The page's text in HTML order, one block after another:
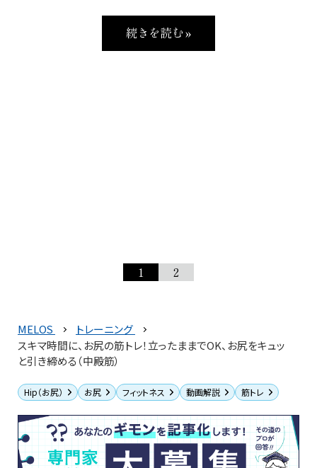
続きを読む »
1 2
MELOS
トレーニング
スキマ時間に、お尻の筋トレ！立ったままでOK、お尻をキュッ
と引き締める（中殿筋）
Hip（お尻） お尻 フィットネス 動画解説 筋トレ